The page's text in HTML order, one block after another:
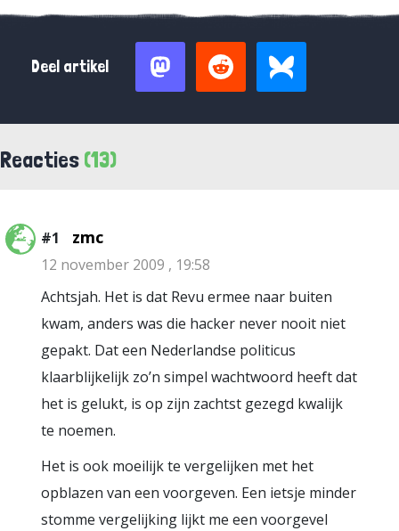
Deel artikel
Reacties (13)
#1 zmc
12 november 2009 , 19:58
Achtsjah. Het is dat Revu ermee naar buiten
kwam, anders was die hacker never nooit niet
gepakt. Dat een Nederlandse politicus
klaarblijkelijk zo’n simpel wachtwoord heeft dat
het is gelukt, is op zijn zachtst gezegd kwalijk
te noemen.
Het is ook moeilijk te vergelijken met het
opblazen van een voorgeven. Een ietsje minder
stomme vergelijking lijkt me een voorgevel